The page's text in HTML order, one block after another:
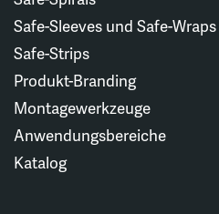
Safe-Sleeves und Safe-Wraps
Safe-Strips
Produkt-Branding
Montagewerkzeuge
Anwendungsbereiche
Katalog